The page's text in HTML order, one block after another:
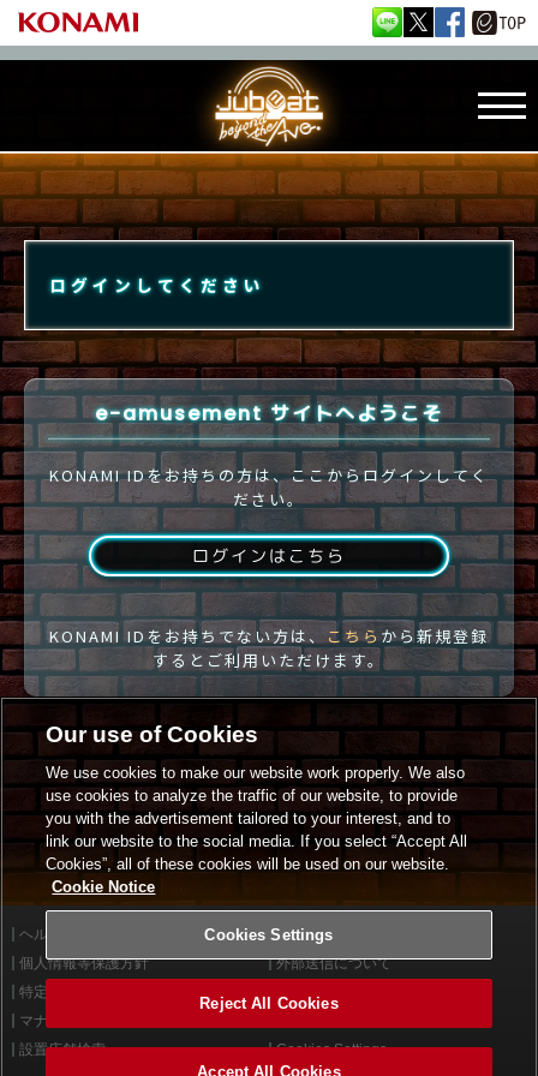
ログインしてください
e-amusement サイトへようこそ
KONAMI IDをお持ちの方は、ここからログインしてく
ださい。
ログインはこちら
KONAMI IDをお持ちでない方は、 こちらから新規登録
するとご利用いただけます。
ヘルプ
利用規約
個人情報等保護方針
外部送信について
特定商取引法に基づく表示
マナー＆ルール
設置店舗検索
Cookies Settings
Our use of Cookies
We use cookies to make our website work properly. We also
use cookies to analyze the traffic of our website, to provide
you with the advertisement tailored to your interest, and to
link our website to the social media. If you select “Accept All
Cookies”, all of these cookies will be used on our website.
Cookie Notice
Cookies Settings
Reject All Cookies
Accept All Cookies